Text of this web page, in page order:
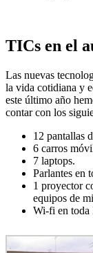
TICs en el
Las nuevas
la vida cotidiana y
este último año
contar con los
12 pantallas
6 carros
7 laptops.
Parlantes en
1 proyector
equipos de
Wi-fi en toda